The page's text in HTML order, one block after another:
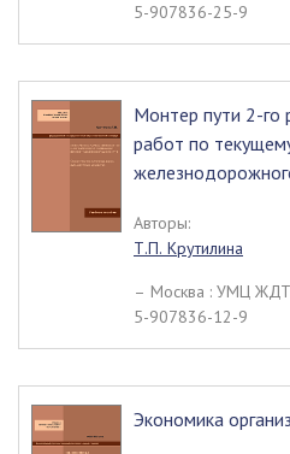
5-907836-25-9
Монтер пути 2-го
работ по
Авторы:
Т.П. Крутилина
– Москва : УМЦ
5-907836-12-9
Экономика